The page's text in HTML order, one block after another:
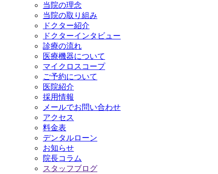
当院の理念
当院の取り組み
ドクター紹介
ドクターインタビュー
診療の流れ
医療機器について
マイクロスコープ
ご予約について
医院紹介
採用情報
メールでお問い合わせ
アクセス
料金表
デンタルローン
お知らせ
院長コラム
スタッフブログ